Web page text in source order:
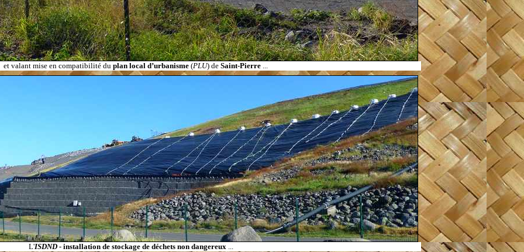
et valant mise en compatibilité du plan local d’urbanisme(PLU) de Saint-Pierre ...
L'ISDND - installation de stockage de déchets non dangereux ...